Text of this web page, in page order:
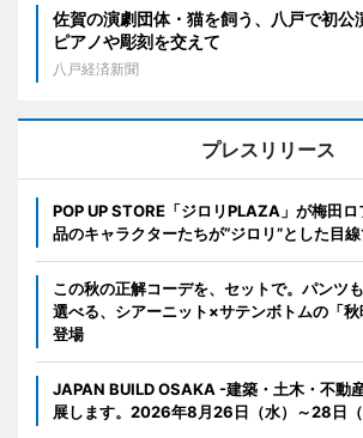
佐賀の演劇団体・猫を飼う、八戸で初公
ピアノや彫刻を交えて
八戸経済新聞
プレスリリース
POP UP STORE「ジロリPLAZA」が梅田
品のキャラクターたちが“ジロリ”とした目線
この秋の正解コーデを、セットで。パンツ
選べる、シアーニット×サテンボトムの「
登場
JAPAN BUILD OSAKA -建築・土木・不動
展します。2026年8月26日（水）～28日（